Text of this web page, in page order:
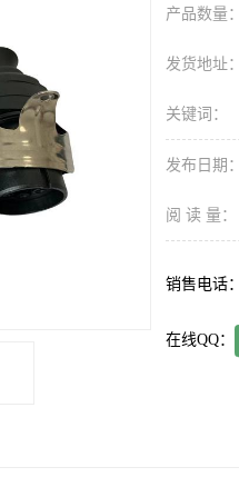
产品数量：
发货地址：
关键词：
发布日期：
阅 读 量：
销售电话：
在线QQ：